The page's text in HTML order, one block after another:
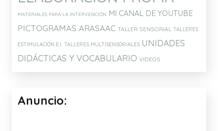
MATERIALES PARA LA INTERVENCIÓN MI CANAL DE YOUTUBE
PICTOGRAMAS ARASAAC TALLER SENSORIAL TALLERES
ESTIMULACIÓN E.I. TALLERES MULTISENSORIALES UNIDADES
DIDÁCTICAS Y VOCABULARIO VIDEOS
Anuncio: